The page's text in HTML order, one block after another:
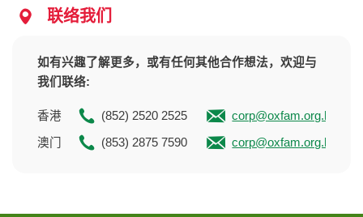
联络我们
如有兴趣了解更多，或有任何其他合作想法，欢迎与
我们联络:
香港 (852) 2520 2525 corp@oxfam.org.hk
澳门 (853) 2875 7590 corp@oxfam.org.hk